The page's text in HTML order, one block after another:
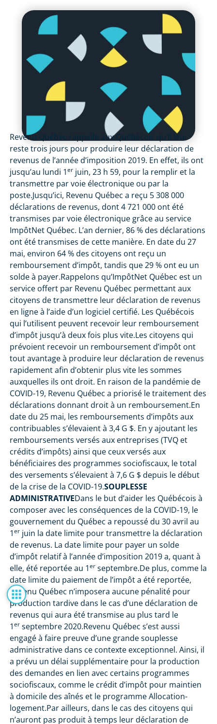
Revenu Québec rappelle aux Québécois qu’il leur
reste trois jours pour produire leur déclaration de
revenus de l’année d’imposition 2019. En effet, ils ont
jusqu’au lundi 1er juin, 23 h 59, pour la remplir et la
transmettre par voie électronique ou par la
poste.Jusqu’ici, Revenu Québec a reçu 5 308 000
déclarations de revenus, dont 4 721 000 ont été
transmises par voie électronique grâce au service
ImpôtNet Québec. L’an dernier, 86 % des déclarations
ont été transmises de cette manière. En date du 27
mai, environ 64 % des citoyens ont reçu un
remboursement d’impôt, tandis que 29 % ont eu un
solde à payer.Rappelons qu’ImpôtNet Québec est un
service offert par Revenu Québec permettant aux
citoyens de transmettre leur déclaration de revenus
en ligne à l’aide d’un logiciel certifié. Les Québécois
qui l’utilisent peuvent recevoir leur remboursement
d’impôt jusqu’à deux fois plus vite.Les citoyens qui
prévoient recevoir un remboursement d’impôt ont
tout avantage à produire leur déclaration de revenus
rapidement afin d’obtenir plus vite les sommes
auxquelles ils ont droit. En raison de la pandémie de
COVID-19, Revenu Québec a priorisé le traitement des
déclarations donnant droit à un remboursement.En
date du 25 mai, les remboursements d’impôts aux
contribuables s’élevaient à 3,4 G $. En y ajoutant les
remboursements versés aux entreprises (TVQ et
crédits d’impôts) ainsi que ceux versés aux
bénéficiaires des programmes sociofiscaux, le total
des versements s’élevaient à 7,6 G $ depuis le début
de la crise de la COVID-19.SOUPLESSE
ADMINISTRATIVEDans le but d’aider les Québécois à
composer avec les conséquences de la COVID-19, le
gouvernement du Québec a repoussé du 30 avril au
1er juin la date limite pour transmettre la déclaration
de revenus. La date limite pour payer un solde
d’impôt relatif à l’année d’imposition 2019 a, quant à
elle, été reportée au 1er septembre.De plus, comme la
date limite du paiement de l’impôt a été reportée,
Revenu Québec n’imposera aucune pénalité pour
production tardive dans le cas d’une déclaration de
revenus qui aura été transmise au plus tard le
1er septembre 2020.Revenu Québec s’est aussi
engagé à faire preuve d’une grande souplesse
administrative dans ce contexte exceptionnel. Ainsi, il
a prévu un délai supplémentaire pour la production
des demandes en lien avec certains programmes
sociofiscaux, comme le crédit d’impôt pour maintien
à domicile des aînés et le programme Allocation-
logement.Par ailleurs, dans le cas des citoyens qui
n’auront pas produit à temps leur déclaration de